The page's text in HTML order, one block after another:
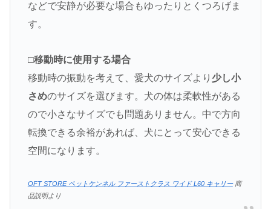
などで安静が必要な場合もゆったりとくつろげま
す。
□移動時に使用する場合
移動時の振動を考えて、愛犬のサイズより 少し小
さめのサイズを選びます。犬の体は柔軟性がある
ので小さなサイズでも問題ありません。中で方向
転換できる余裕があれば、犬にとって安心できる
空間になります。
OFT STORE ペットケンネル ファーストクラス ワイド L60 キャリー商
品説明より